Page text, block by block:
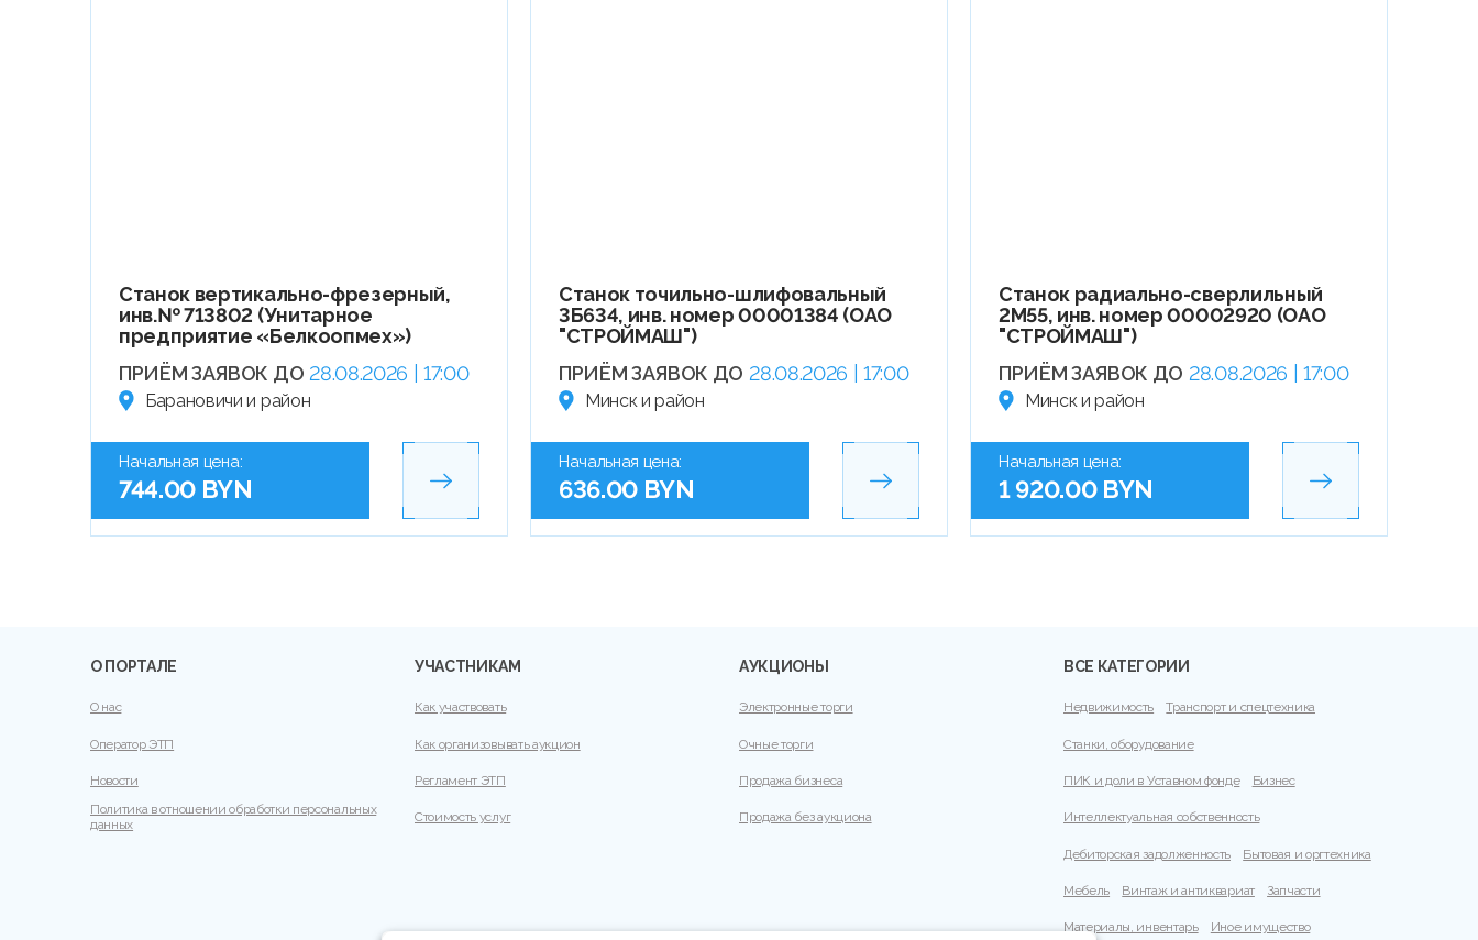
Станок вертикально-фрезерный,
инв.№ 713802 (Унитарное
предприятие «Белкоопмех»)
ПРИЁМ ЗАЯВОК ДО 28.08.2026 | 17:00
Барановичи и район
Начальная цена:
744.00 BYN
Станок точильно-шлифовальный
3Б634, инв. номер 00001384 (ОАО
"СТРОЙМАШ")
ПРИЁМ ЗАЯВОК ДО 28.08.2026 | 17:00
Минск и район
Начальная цена:
636.00 BYN
Станок радиально-сверлильный
2М55, инв. номер 00002920 (ОАО
"СТРОЙМАШ")
ПРИЁМ ЗАЯВОК ДО 28.08.2026 | 17:00
Минск и район
Начальная цена:
1 920.00 BYN
О ПОРТАЛЕ
О нас
Оператор ЭТП
Новости
Политика в отношении обработки персональных
данных
УЧАСТНИКАМ
Как участвовать
Как организовывать аукцион
Регламент ЭТП
Стоимость услуг
АУКЦИОНЫ
Электронные торги
Очные торги
Продажа бизнеса
Продажа без аукциона
ВСЕ КАТЕГОРИИ
Недвижимость Транспорт и спецтехника
Станки, оборудование
ПИК и доли в Уставном фонде Бизнес
Интеллектуальная собственность
Дебиторская задолженность Бытовая и оргтехника
Мебель Винтаж и антиквариат Запчасти
Материалы, инвентарь Иное имущество